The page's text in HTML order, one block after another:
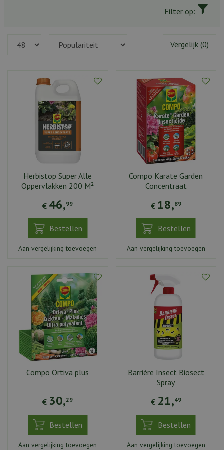
Filter op:
Vergelijk (0)
Herbistop Super Alle
Oppervlakken 200 M²
€ 46,99
Bestellen
Aan vergelijking toevoegen
Compo Karate Garden
Concentraat
€ 18,89
Bestellen
Aan vergelijking toevoegen
Compo Ortiva plus
€ 30,29
Bestellen
Aan vergelijking toevoegen
Barrière Insect Biosect
Spray
€ 21,49
Bestellen
Aan vergelijking toevoegen